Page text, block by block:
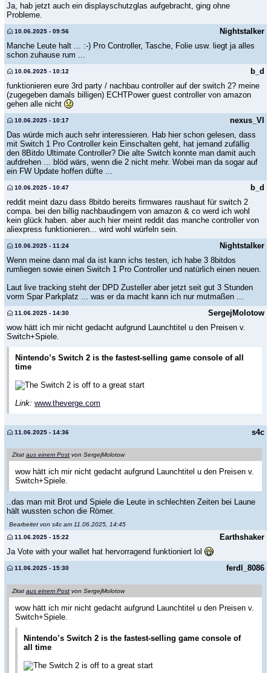
Ja, hab jetzt auch ein displayschutzglas aufgebracht, ging ohne
Probleme.
Nightstalker
10.06.2025 - 09:56
Manche Leute halt ... :-) Pro Controller, Tasche, Folie usw. liegt ja alles
schon zuhause rum ...
b_d
10.06.2025 - 10:12
funktionieren eure 3rd party / nachbau controller auf der switch 2? meine
(zugegeben damals billigen) ECHTPower guest controller von amazon
gehen alle nicht
nexus_VI
10.06.2025 - 10:17
Das würde mich auch sehr interessieren. Hab hier schon gelesen, dass
mit Switch 1 Pro Controller kein Einschalten geht, hat jemand zufällig
den 8Bitdo Ultimate Controller? Die alte Switch konnte man damit auch
aufdrehen ... blöd wärs, wenn die 2 nicht mehr. Wobei man da sogar auf
ein FW Update hoffen düfte ...
b_d
10.06.2025 - 10:47
reddit meint dazu dass 8bitdo bereits firmwares raushaut für switch 2
compa. bei den billig nachbaudingern von amazon & co werd ich wohl
kein glück haben. aber auch hier meint reddit das manche controller von
aliexpress funktionieren... wird wohl würfeln sein.
Nightstalker
10.06.2025 - 11:24
Wenn meine dann mal da ist kann ichs testen, ich habe 3 8bitdos
rumliegen sowie einen Switch 1 Pro Controller und natürlich einen neuen.
Laut live tracking steht der DPD Zusteller aber jetzt seit gut 3 Stunden
vorm Spar Parkplatz ... was er da macht kann ich nur mutmaßen ...
SergejMolotow
11.06.2025 - 14:30
wow hätt ich mir nicht gedacht aufgrund Launchtitel u den Preisen v.
Switch+Spiele.
Nintendo’s Switch 2 is the fastest-selling game console of all
time
The Switch 2 is off to a great start
Link: www.theverge.com
s4c
11.06.2025 - 14:36
Zitat aus einem Post von SergejMolotow
wow hätt ich mir nicht gedacht aufgrund Launchtitel u den Preisen v.
Switch+Spiele.
..das man mit Brot und Spiele die Leute in schlechten Zeiten bei Laune
hält wussten schon die Römer.
Bearbeitet von s4c am 11.06.2025, 14:45
Earthshaker
11.06.2025 - 15:22
Ja Vote with your wallet hat hervorragend funktioniert lol
ferdl_8086
11.06.2025 - 15:30
Zitat aus einem Post von SergejMolotow
wow hätt ich mir nicht gedacht aufgrund Launchtitel u den Preisen v.
Switch+Spiele.
Nintendo’s Switch 2 is the fastest-selling game console of
all time
The Switch 2 is off to a great start